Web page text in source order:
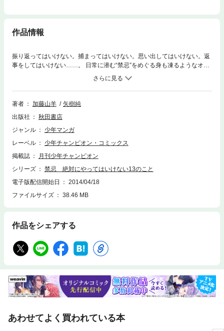
作品情報
振り返ってはいけない。捕まってはいけない。思い出してはいけない。返
事をしてはいけない……。 日常に潜む“禁忌”をめぐる身も凍るようなオム
ニバス13篇。あなたのすぐ隣にも、何かが…いる。
著者 加藤山羊
矢樹純
出版社
秋田書店
ジャンル
少年マンガ
レーベル
少年チャンピオン・コミックス
掲載誌
月刊少年チャンピオン
シリーズ
禁忌 絶対にやってはいけない13のこと
電子版配信開始日
2014/04/18
ファイルサイズ
38.46 MB
作品をシェアする
あわせてよく買われている本